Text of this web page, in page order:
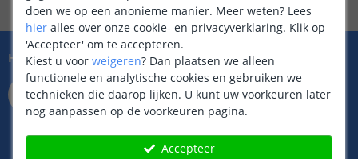
Hulp nodig?
073 704 11 01
Bereikbaar op ma t/m vr
van 9.00 tot 22.00 uur
Zondag van 12.00 tot 17.00 uur
doen we op een anonieme manier. Meer weten? Lees
hier alles over onze cookie- en privacyverklaring. Klik op
'Accepteer' om te accepteren.
Kiest u voor weigeren? Dan plaatsen we alleen
functionele en analytische cookies en gebruiken we
technieken die daarop lijken. U kunt uw voorkeuren later
nog aanpassen op de voorkeuren pagina.
Accepteer